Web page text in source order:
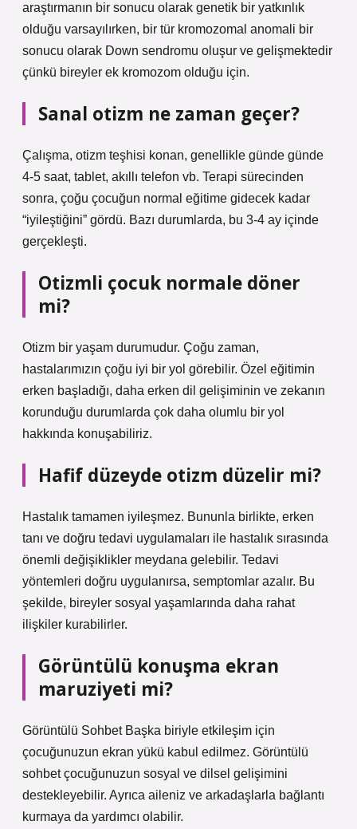
araştırmanın bir sonucu olarak genetik bir yatkınlık
olduğu varsayılırken, bir tür kromozomal anomali bir
sonucu olarak Down sendromu oluşur ve gelişmektedir
çünkü bireyler ek kromozom olduğu için.
Sanal otizm ne zaman geçer?
Çalışma, otizm teşhisi konan, genellikle günde günde
4-5 saat, tablet, akıllı telefon vb. Terapi sürecinden
sonra, çoğu çocuğun normal eğitime gidecek kadar
“iyileştiğini” gördü. Bazı durumlarda, bu 3-4 ay içinde
gerçekleşti.
Otizmli çocuk normale döner
mi?
Otizm bir yaşam durumudur. Çoğu zaman,
hastalarımızın çoğu iyi bir yol görebilir. Özel eğitimin
erken başladığı, daha erken dil gelişiminin ve zekanın
korunduğu durumlarda çok daha olumlu bir yol
hakkında konuşabiliriz.
Hafif düzeyde otizm düzelir mi?
Hastalık tamamen iyileşmez. Bununla birlikte, erken
tanı ve doğru tedavi uygulamaları ile hastalık sırasında
önemli değişiklikler meydana gelebilir. Tedavi
yöntemleri doğru uygulanırsa, semptomlar azalır. Bu
şekilde, bireyler sosyal yaşamlarında daha rahat
ilişkiler kurabilirler.
Görüntülü konuşma ekran
maruziyeti mi?
Görüntülü Sohbet Başka biriyle etkileşim için
çocuğunuzun ekran yükü kabul edilmez. Görüntülü
sohbet çocuğunuzun sosyal ve dilsel gelişimini
destekleyebilir. Ayrıca aileniz ve arkadaşlarla bağlantı
kurmaya da yardımcı olabilir.